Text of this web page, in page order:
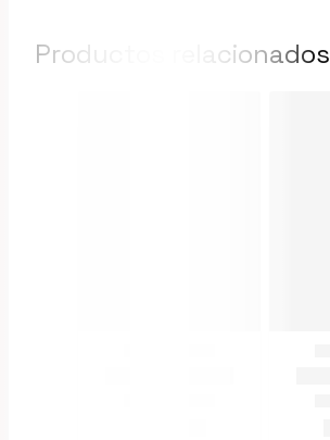
Productos relacionados